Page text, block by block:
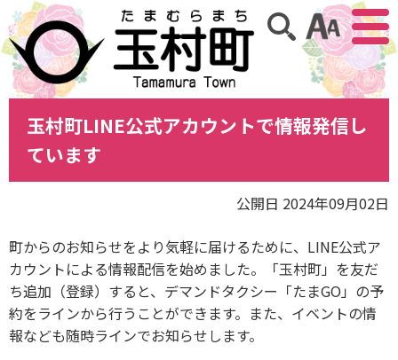
アクセ
サイト内検索
玉村町LINE公式アカウントで情報発信し
ています
公開日 2024年09月02日
町からのお知らせをより気軽に届けるために、LINE公式ア
カウントによる情報配信を始めました。「玉村町」を友だ
ち追加（登録）すると、デマンドタクシー「たまGO」の予
約をラインから行うことができます。また、イベントの情
報なども随時ラインでお知らせします。